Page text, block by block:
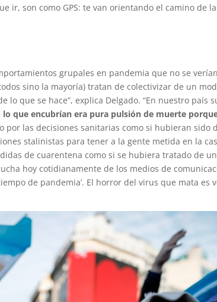
ir, son como GPS: te van orientando el camino de
grupales en pandemia que no se
sino la mayoría) tratan de colectivizar de un
que se hace”, explica Delgado. “En nuestro país
lo que encubrían era pura pulsión de muerte
las decisiones sanitarias como si hubieran sido
stalinistas para tener a la gente metida en la
de cuarentena como si se hubiera tratado de
hoy cotidianamente de los medios de
de pandemia’. El horror del virus que mata es